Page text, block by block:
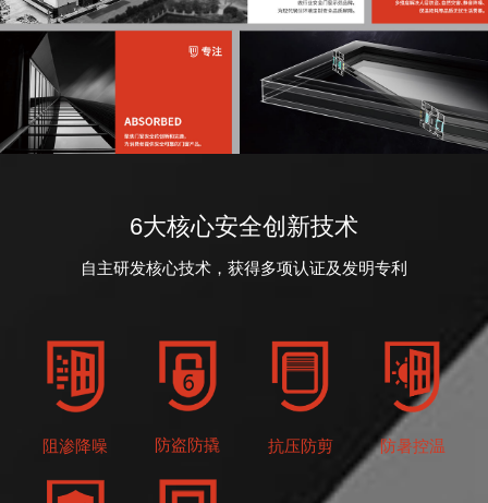
6大核心安全创新技术
自主研发核心技术，获得多项认证及发明专利
阻渗降噪 防盗防撬 抗压防剪 防暑控温